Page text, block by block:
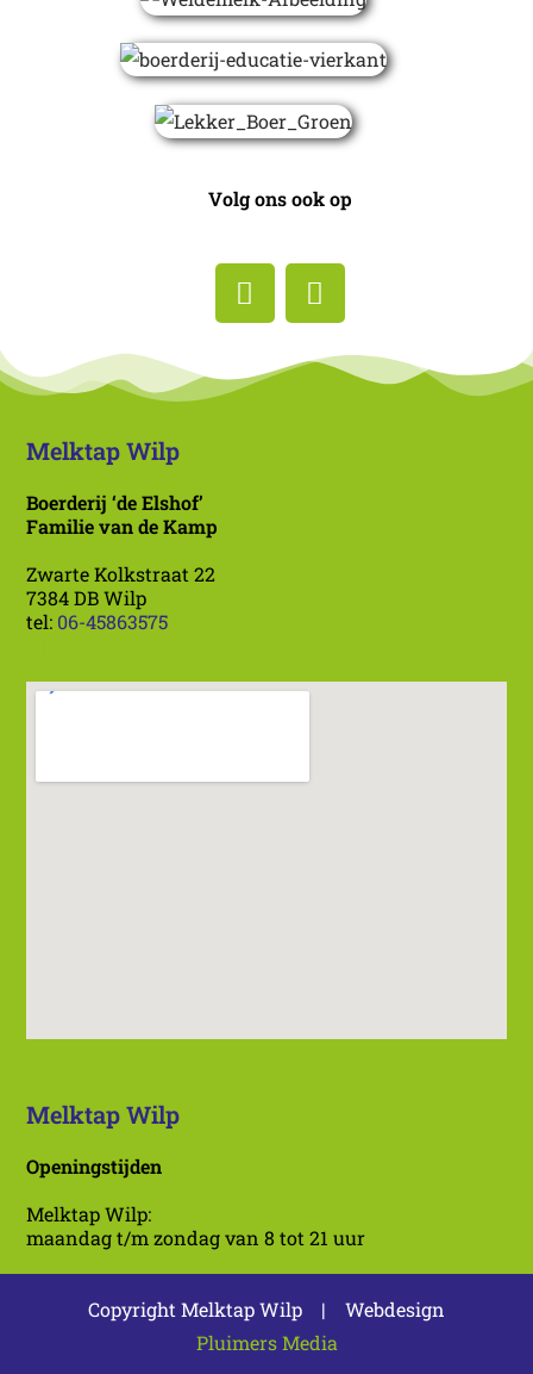
Volg ons ook op
Melktap Wilp
Boerderij ‘de Elshof’
Familie van de Kamp
Zwarte Kolkstraat 22
7384 DB Wilp
tel: 06-45863575
Melktap Wilp
Openingstijden
Melktap Wilp:
maandag t/m zondag van 8 tot 21 uur
Copyright Melktap Wilp | Webdesign
Pluimers Media